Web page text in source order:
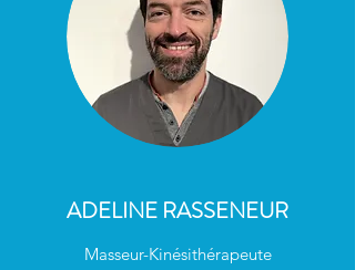
ADELINE RASSENEUR
Masseur-Kinésithérapeute